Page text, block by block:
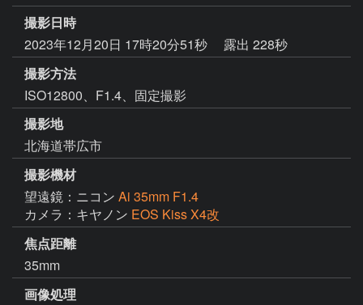
撮影日時
2023年12月20日 17時20分51秒
露出 228秒
撮影方法
ISO12800、F1.4、固定撮影
撮影地
北海道帯広市
撮影機材
望遠鏡：ニコン Ai 35mm F1.4
カメラ：キヤノン EOS Kiss X4改
焦点距離
35mm
画像処理